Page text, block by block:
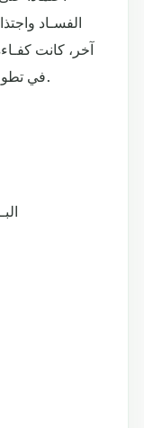
الفسـاد
آخر، كانت
في تطور ماليزيا اقتصادا وشعبا وتعليما ورفاهية.